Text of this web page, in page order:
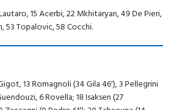
15 Acerbi, 22 Mkhitaryan, 49 De Pieri,
53 Topalovic, 58 Cocchi.
13 Romagnoli (34 Gila 46'), 3 Pellegrini
6 Rovella; 18 Isaksen (27